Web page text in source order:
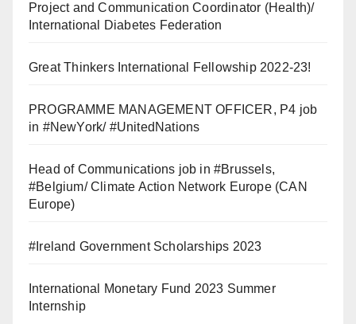
Project and Communication Coordinator (Health)/
International Diabetes Federation
Great Thinkers International Fellowship 2022-23!
PROGRAMME MANAGEMENT OFFICER, P4 job
in #NewYork/ #UnitedNations
Head of Communications job in #Brussels,
#Belgium/ Climate Action Network Europe (CAN
Europe)
#Ireland Government Scholarships 2023
International Monetary Fund 2023 Summer
Internship